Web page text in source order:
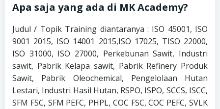
Apa saja yang ada di MK Academy?
Judul / Topik Training diantaranya : ISO 45001, ISO
9001 2015, ISO 14001 2015,ISO 17025, TISO 22000,
ISO 31000, ISO 27000, Perkebunan Sawit, Industri
sawit, Pabrik Kelapa sawit, Pabrik Refinery Produk
Sawit, Pabrik Oleochemical, Pengelolaan Hutan
Lestari, Industri Hasil Hutan, RSPO, ISPO, SCCS, ISCC,
SFM FSC, SFM PEFC, PHPL, COC FSC, COC PEFC, SVLK